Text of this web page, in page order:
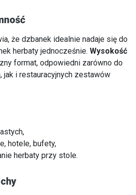
że dzbanek idealnie nadaje się do
herbaty jednocześnie. Wysokość
format, odpowiedni zarówno do
jak i restauracyjnych zestawów
hotele, bufety,
herbaty przy stole.